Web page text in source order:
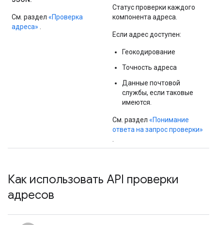
См. раздел «Проверка
адреса» .
Статус проверки каждого
компонента адреса.
Если адрес доступен:
Геокодирование
Точность адреса
Данные почтовой
службы, если таковые
имеются.
См. раздел «Понимание
ответа на запрос проверки»
.
Как использовать API проверки
адресов